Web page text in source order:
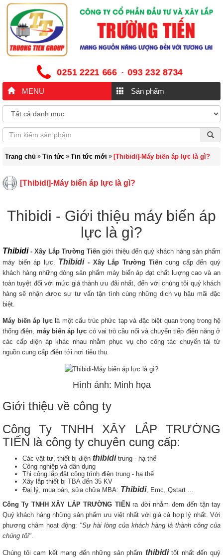
0251 2221 666 - 093 232 8734
MENU Sản phẩm
Trang chủ » Tin tức » Tin tức mới » [Thibidi]-Máy biến áp lực là gì?
[Thibidi]-Máy biến áp lực là gì?
Thibidi - Giới thiệu máy biến áp
lực là gì?
Thibidi- Xây Lắp Trường Tiến giới thiệu đến quý khách hàng sản phẩm
máy biến áp lực. Thibidi- Xây Lắp Trường Tiếncung cấp đến quý
khách hàng những dòng sản phẩm máy biến áp đạt chất lượng cao và an
toàn tuyệt đối với mức giá thành ưu đãi nhất, đến với chúng tôi quý khách
hàng sẽ nhận được sự tư vấn tận tình cùng những dịch vụ hậu mãi đặc
biệt.
Máy biến áp lựclà một cấu trúc phức tạp và đặc biệt quan trọng trong hệ
thống điện, máy biến áp lực có vai trò cầu nối và chuyển tiếp điện năng ở
các cấp điện áp khác nhau nhằm phục vụ cho công tác chuyển tải từ
nguồn cung cấp điện tới nơi tiêu thụ.
Hình ảnh: Minh họa
Giới thiệu về công ty
Công Ty TNHH XÂY LẮP TRƯỜNG
TIẾN là công ty chuyên cung cấp:
Các vật tư, thiết bị điện thibiditrung - hạ thế
Công nghiệp và dân dụng
Thi công lắp đặt công trình điện trung - hạ thế
Xây lắp thiết bị TBA đến 35 KV
Đại lý, mua bán, sửa chữa MBA: Thibidi, Emc, Qstart ...
Công Ty TNHH XÂY LẮP TRƯỜNG TIẾNra đời nhằm đem đến tận tay
Quý khách hàng những sản phẩm ưu việt nhất với giá cả hợp lý nhất. Với
phương châm hoạt động: "Sự hài lòng của khách hàng là thành công của
chúng tôi"
Chúng tôi cam kết mang đến những sản phẩm thibiditốt nhất đến quý